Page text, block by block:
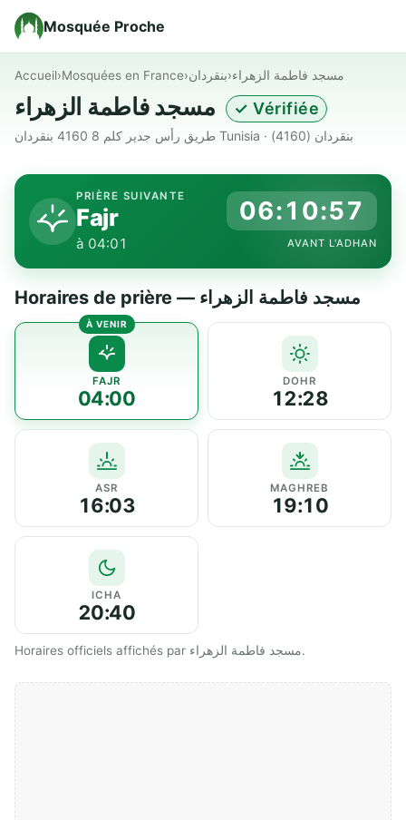
Mosquée Proche
Accueil›Mosquées en France›بنقردان›مسجد فاطمة الزهراء
✓ Vérifiée
طريق رأس جدير كلم 8 4160 بنقردان Tunisia · بنقردان (4160)
PRIÈRE SUIVANTE
Fajr
à 04:01
06:10:57
AVANT L'ADHAN
Horaires de prière — مسجد فاطمة الزهراء
FAJR
04:00
DOHR
12:28
ASR
16:03
MAGHREB
19:10
ICHA
20:40
Horaires officiels affichés par مسجد فاطمة الزهراء.